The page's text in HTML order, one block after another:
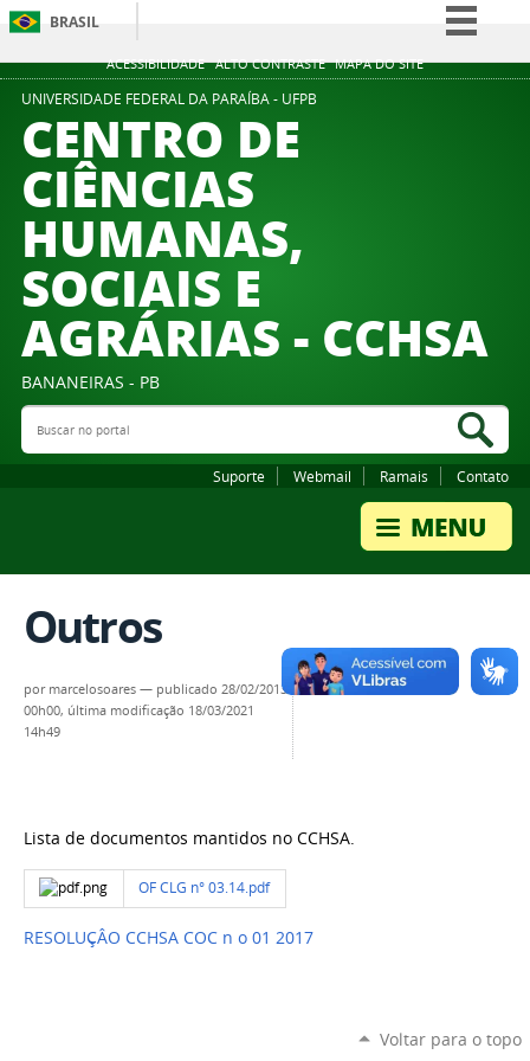
ACESSIBILIDADE ALTO CONTRASTE MAPA DO SITE
BRASIL
Simplifique!
UNIVERSIDADE FEDERAL DA PARAÍBA - UFPB
CENTRO DE
CIÊNCIAS
HUMANAS,
SOCIAIS E
AGRÁRIAS - CCHSA
BANANEIRAS - PB
Buscar no portal
Suporte Webmail Ramais Contato
Outros
por marcelosoares — publicado 28/02/2013
00h00, última modificação 18/03/2021
14h49
Lista de documentos mantidos no CCHSA.
OF CLG n° 03.14.pdf
RESOLUÇÂO CCHSA COC n o 01 2017
Voltar para o topo